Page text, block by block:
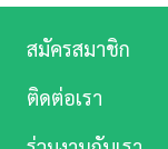
สมัครสมาชิก
ติดต่อเรา